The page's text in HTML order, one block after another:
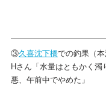
③久喜沈下橋での釣果（本
Hさん「水量はともかく
悪、午前中でやめた」